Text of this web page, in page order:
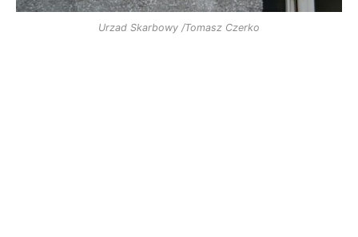
Urzad Skarbowy /Tomasz Czerko